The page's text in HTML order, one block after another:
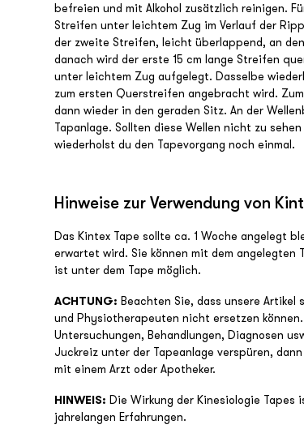
befreien und mit Alkohol zusätzlich reinigen.
Streifen unter leichtem Zug im Verlauf der
der zweite Streifen, leicht überlappend, an
danach wird der erste 15 cm lange Streifen
unter leichtem Zug aufgelegt. Dasselbe
zum ersten Querstreifen angebracht wird.
dann wieder in den geraden Sitz. An der
Tapanlage. Sollten diese Wellen nicht zu
wiederholst du den Tapevorgang noch einmal.
Hinweise zur Verwendung von
Das Kintex Tape sollte ca. 1 Woche angelegt
erwartet wird. Sie können mit dem angelegten
ist unter dem Tape möglich.
ACHTUNG: Beachten Sie, dass unsere Artikel
und Physiotherapeuten nicht ersetzen
Untersuchungen, Behandlungen, Diagnosen
Juckreiz unter der Tapeanlage verspüren,
mit einem Arzt oder Apotheker.
HINWEIS: Die Wirkung der Kinesiologie
jahrelangen Erfahrungen.